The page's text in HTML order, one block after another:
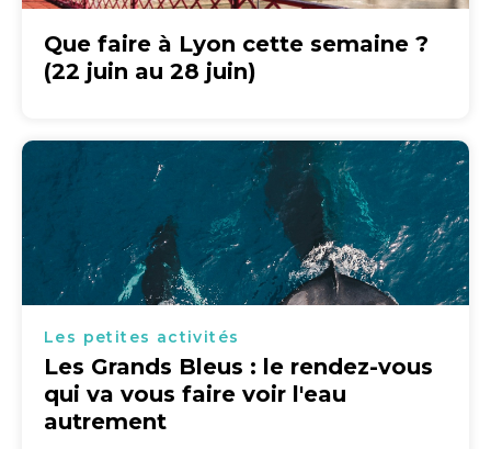
Que faire à Lyon cette semaine ?
(22 juin au 28 juin)
Les petites activités
Les Grands Bleus : le rendez-vous
qui va vous faire voir l'eau
autrement